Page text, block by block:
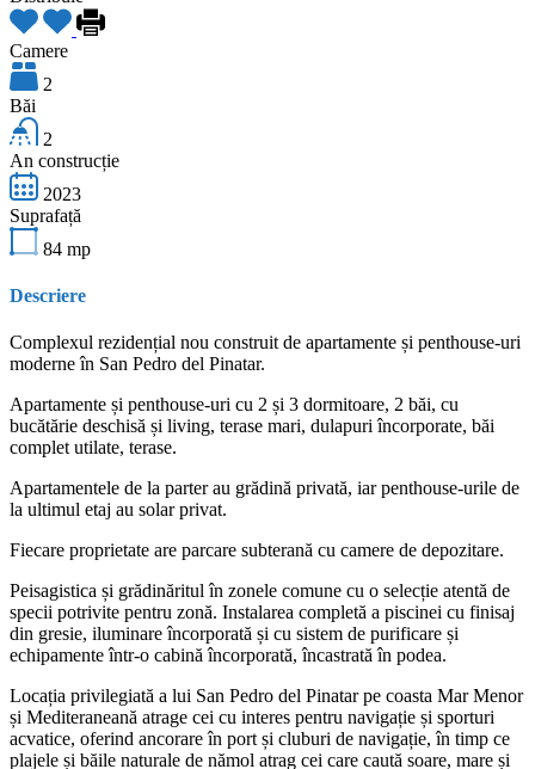
Camere
2
Băi
2
An construcție
2023
Suprafață
84 mp
Descriere
Complexul rezidențial nou construit de apartamente și penthouse-uri
moderne în San Pedro del Pinatar.
Apartamente și penthouse-uri cu 2 și 3 dormitoare, 2 băi, cu
bucătărie deschisă și living, terase mari, dulapuri încorporate, băi
complet utilate, terase.
Apartamentele de la parter au grădină privată, iar penthouse-urile de
la ultimul etaj au solar privat.
Fiecare proprietate are parcare subterană cu camere de depozitare.
Peisagistica și grădinăritul în zonele comune cu o selecție atentă de
specii potrivite pentru zonă. Instalarea completă a piscinei cu finisaj
din gresie, iluminare încorporată și cu sistem de purificare și
echipamente într-o cabină încorporată, încastrată în podea.
Locația privilegiată a lui San Pedro del Pinatar pe coasta Mar Menor
și Mediteraneană atrage cei cu interes pentru navigație și sporturi
acvatice, oferind ancorare în port și cluburi de navigație, în timp ce
plajele și băile naturale de nămol atrag cei care caută soare, mare și